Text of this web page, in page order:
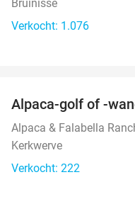
Bruinisse
Verkocht: 1.076
Alpaca-golf of -
Alpaca & Falabella
Kerkwerve
Verkocht: 222